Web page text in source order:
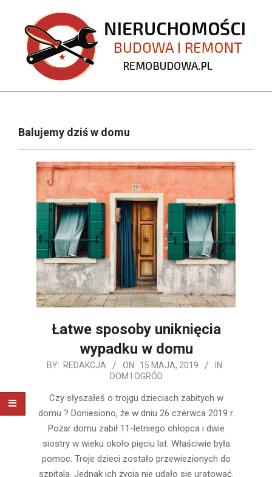
content
REMOBUDOWA.PL
Navigation
Balujemy dziś w domu
Łatwe sposoby uniknięcia
wypadku w domu
2019-
BY: REDAKCJA ON: 15 MAJA, 2019
IN:
DOM I OGRÓD
Czy słyszałeś o trojgu dzieciach zabitych w
domu ? Doniesiono, że w dniu 26 czerwca 2019 r.
Pożar domu zabił 11-letniego chłopca i dwie
siostry w wieku około pięciu lat. Właściwie była
pomoc. Troje dzieci zostało przewiezionych do
szpitala. Jednak ich życia nie udało się uratować.